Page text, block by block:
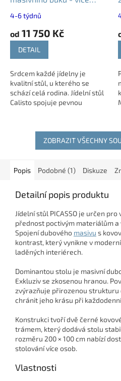
4-6 týdnů
od 11 750 Kč
DETAIL
Srdcem každé jídelny je
kvalitní stůl, u kterého se
schází celá rodina. Jídelní stůl
Calisto spojuje pevnou
dýhy. Díky...
ZOBRAZIT VŠECHNY
Popis Podobné (1) Diskuze
Detailní popis produktu
Jídelní stůl PICASSO je určen
přednost poctivým materiálům
Spojení dubového masivu s
kontrast, který vynikne v
laděných interiérech.
Dominantou stolu je masivní
Exkluziv se zkosenou hranou.
zvýrazňuje přirozenou strukturu
chránit jeho krásu při
Konstrukci tvoří dvě černé
trámem, který dodává stolu
rozměru 200 × 100 cm nabízí
stolování více osob.
Vlastnosti